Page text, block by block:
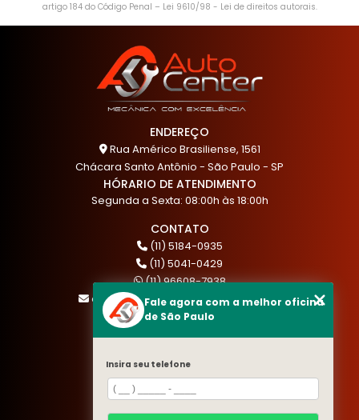
artigo 184 do Código Penal – Lei 9610/98 - Lei de direitos autorais.
ENDEREÇO
Rua Américo Brasiliense, 1561
Chácara Santo Antônio - São Paulo - SP
HÓRARIO DE ATENDIMENTO
Segunda a Sexta: 08:00h às 18:00h
CONTATO
(11) 5184-0935
(11) 5041-0429
(11) 96608-7938
atendimento@akautocenter.com.br
MENU
HOME
QUEM SOMOS
SERVIÇOS
Fale agora com a melhor oficina
de São Paulo
Insira seu telefone